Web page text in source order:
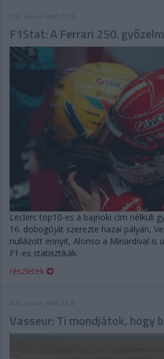
2026. július 6. hétfő, 17:10
F1Stat: A Ferrari 250.
Leclerc top10-es a bajnoki cím nélküli
16. dobogóját szerezte hazai pályán,
nullázott ennyit, Alonso a Minardival is
F1-es statisztikák.
részletek
2026. július 6. hétfő, 12:30
Vasseur: Ti mondjátok, hogy